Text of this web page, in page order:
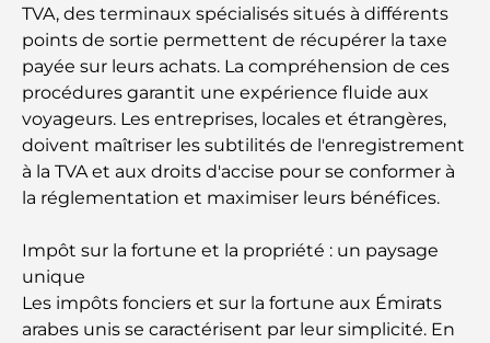
Safari de luxe d'une nuit dans le désert de Dubaï :
une escapade haut de gamme
Les voitures les plus chères de Tesla : l'innovation
au service de la performance
Restaurants Al Wasl : les restaurants les plus
célèbres de Dubaï
Les 10 pays les plus riches du monde
Activités à faire avec des enfants à Dubaï : un
TVA, des terminaux spécialisés situés à différents
points de sortie permettent de récupérer la taxe
payée sur leurs achats. La compréhension de ces
procédures garantit une expérience fluide aux
voyageurs. Les entreprises, locales et étrangères,
doivent maîtriser les subtilités de l'enregistrement
à la TVA et aux droits d'accise pour se conformer à
la réglementation et maximiser leurs bénéfices.
Impôt sur la fortune et la propriété : un paysage
unique
Les impôts fonciers et sur la fortune aux Émirats
arabes unis se caractérisent par leur simplicité. En